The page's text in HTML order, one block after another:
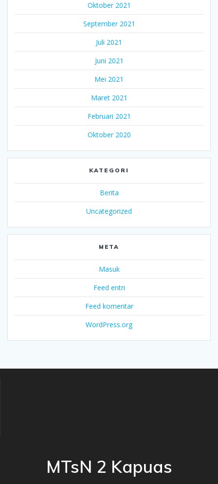
Oktober 2021
September 2021
Juli 2021
Juni 2021
Mei 2021
Maret 2021
Februari 2021
Oktober 2020
KATEGORI
Berita
Uncategorized
META
Masuk
Feed entri
Feed komentar
WordPress.org
MTsN 2 Kapuas